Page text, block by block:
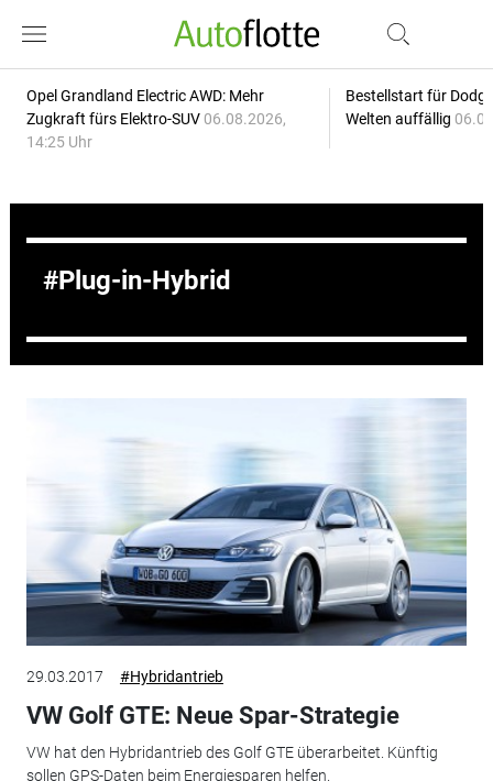
Opel Grandland Electric AWD: Mehr
Zugkraft fürs Elektro-SUV 06.08.2026,
14:25 Uhr
Bestellstart für
Welten auffällig
Plug-in-Hybrid
29.03.2017 #Hybridantrieb
VW Golf GTE: Neue Spar-Strategie
VW hat den Hybridantrieb des Golf GTE überarbeitet. Künftig
sollen GPS-Daten beim Energiesparen helfen.